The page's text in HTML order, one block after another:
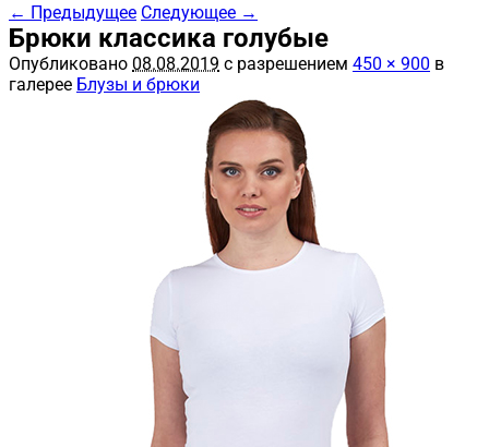
← Предыдущее Следующее →
Брюки классика голубые
Опубликовано 08.08.2019 с разрешением 450 × 900 в
галерее Блузы и брюки